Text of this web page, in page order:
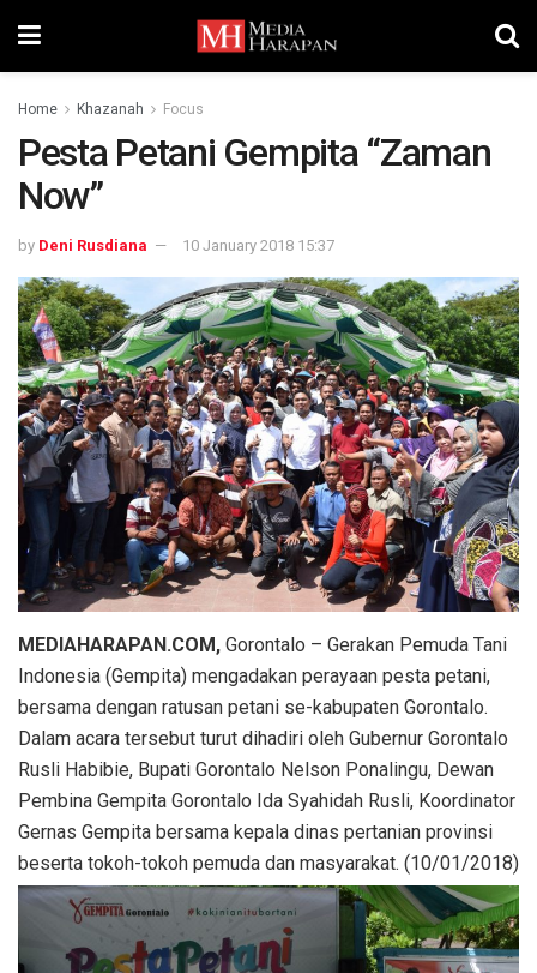
Home Khazanah Focus
Pesta Petani Gempita “Zaman
Now”
by Deni Rusdiana 10 January 2018 15:37
MEDIAHARAPAN.COM, Gorontalo – Gerakan Pemuda Tani
Indonesia (Gempita) mengadakan perayaan pesta petani,
bersama dengan ratusan petani se-kabupaten Gorontalo.
Dalam acara tersebut turut dihadiri oleh Gubernur Gorontalo
Rusli Habibie, Bupati Gorontalo Nelson Ponalingu, Dewan
Pembina Gempita Gorontalo Ida Syahidah Rusli, Koordinator
Gernas Gempita bersama kepala dinas pertanian provinsi
beserta tokoh-tokoh pemuda dan masyarakat. (10/01/2018)